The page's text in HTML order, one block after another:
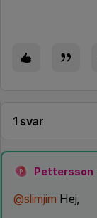
1 svar
P Pettersson
@slimjim Hej,